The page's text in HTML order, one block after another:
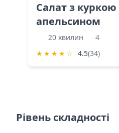
Салат з куркою
апельсином
20 хвилин
4
★ ★ ★ ★ ☆ 4.5(34)
Рівень складності